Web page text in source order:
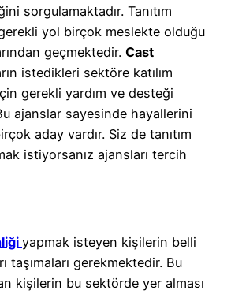
sorgulamaktadır. Tanıtım
yol birçok meslekte olduğu
geçmektedir. Cast
istedikleri sektöre katılım
gerekli yardım ve desteği
ajanslar sayesinde hayallerini
aday vardır. Siz de tanıtım
istiyorsanız ajansları tercih
yapmak isteyen kişilerin belli
taşımaları gerekmektedir. Bu
kişilerin bu sektörde yer alması